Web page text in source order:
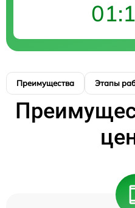
Преимущества Этапы